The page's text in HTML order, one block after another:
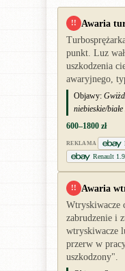
!! Awaria
punkt. Luz
uszkodzenia
awaryjnego,
Objawy:
niebieskie/
600–1800 zł
REKLAMA
Renault
!! Awaria
Wtryskiwacze
zabrudzenie i
wtryskiwacze
przerw w
uszkodzony".